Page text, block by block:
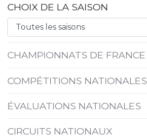
CHOIX DE LA SAISON
CHAMPIONNATS DE FRANCE
COMPÉTITIONS NATIONALES
ÉVALUATIONS NATIONALES
CIRCUITS NATIONAUX